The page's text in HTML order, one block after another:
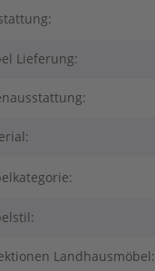
Lieferung:
Landhausmöbel: